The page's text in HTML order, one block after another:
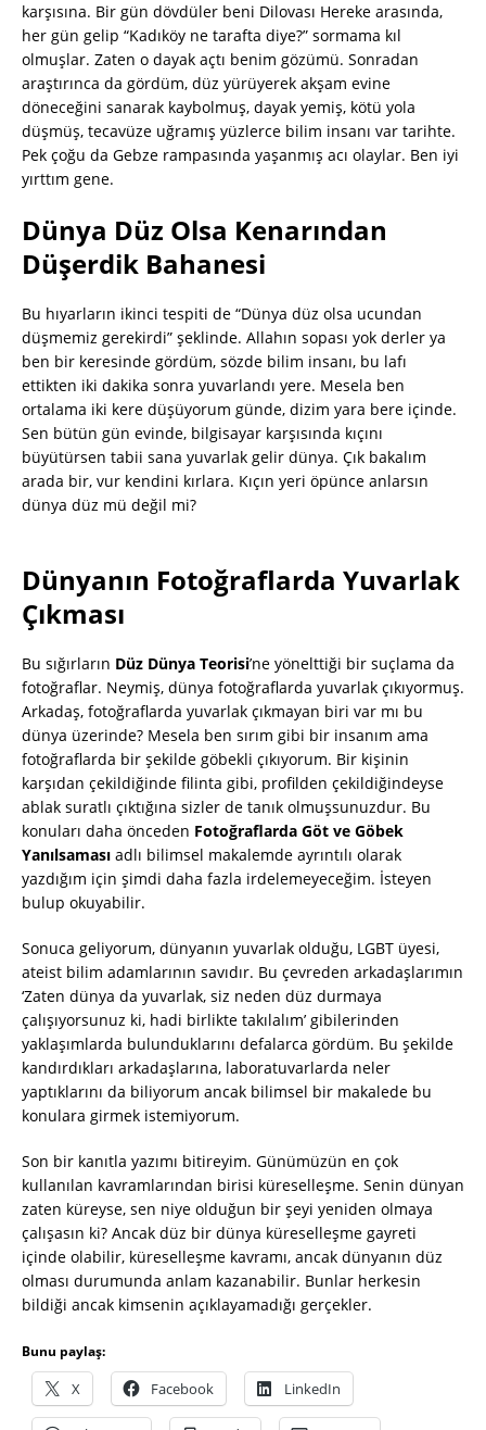
karşısına. Bir gün dövdüler beni Dilovası Hereke arasında,
her gün gelip “Kadıköy ne tarafta diye?” sormama kıl
olmuşlar. Zaten o dayak açtı benim gözümü. Sonradan
araştırınca da gördüm, düz yürüyerek akşam evine
döneceğini sanarak kaybolmuş, dayak yemiş, kötü yola
düşmüş, tecavüze uğramış yüzlerce bilim insanı var tarihte.
Pek çoğu da Gebze rampasında yaşanmış acı olaylar. Ben iyi
yırttım gene.
Dünya Düz Olsa Kenarından
Düşerdik Bahanesi
Bu hıyarların ikinci tespiti de “Dünya düz olsa ucundan
düşmemiz gerekirdi” şeklinde. Allahın sopası yok derler ya
ben bir keresinde gördüm, sözde bilim insanı, bu lafı
ettikten iki dakika sonra yuvarlandı yere. Mesela ben
ortalama iki kere düşüyorum günde, dizim yara bere içinde.
Sen bütün gün evinde, bilgisayar karşısında kıçını
büyütürsen tabii sana yuvarlak gelir dünya. Çık bakalım
arada bir, vur kendini kırlara. Kıçın yeri öpünce anlarsın
dünya düz mü değil mi?
Dünyanın Fotoğraflarda Yuvarlak
Çıkması
Bu sığırların Düz Dünya Teorisi’ne yönelttiği bir suçlama da
fotoğraflar. Neymiş, dünya fotoğraflarda yuvarlak çıkıyormuş.
Arkadaş, fotoğraflarda yuvarlak çıkmayan biri var mı bu
dünya üzerinde? Mesela ben sırım gibi bir insanım ama
fotoğraflarda bir şekilde göbekli çıkıyorum. Bir kişinin
karşıdan çekildiğinde filinta gibi, profilden çekildiğindeyse
ablak suratlı çıktığına sizler de tanık olmuşsunuzdur. Bu
konuları daha önceden Fotoğraflarda Göt ve Göbek
Yanılsaması adlı bilimsel makalemde ayrıntılı olarak
yazdığım için şimdi daha fazla irdelemeyeceğim. İsteyen
bulup okuyabilir.
Sonuca geliyorum, dünyanın yuvarlak olduğu, LGBT üyesi,
ateist bilim adamlarının savıdır. Bu çevreden arkadaşlarımın
‘Zaten dünya da yuvarlak, siz neden düz durmaya
çalışıyorsunuz ki, hadi birlikte takılalım’ gibilerinden
yaklaşımlarda bulunduklarını defalarca gördüm. Bu şekilde
kandırdıkları arkadaşlarına, laboratuvarlarda neler
yaptıklarını da biliyorum ancak bilimsel bir makalede bu
konulara girmek istemiyorum.
Son bir kanıtla yazımı bitireyim. Günümüzün en çok
kullanılan kavramlarından birisi küreselleşme. Senin dünyan
zaten küreyse, sen niye olduğun bir şeyi yeniden olmaya
çalışasın ki? Ancak düz bir dünya küreselleşme gayreti
içinde olabilir, küreselleşme kavramı, ancak dünyanın düz
olması durumunda anlam kazanabilir. Bunlar herkesin
bildiği ancak kimsenin açıklayamadığı gerçekler.
Bunu paylaş:
X Facebook LinkedIn